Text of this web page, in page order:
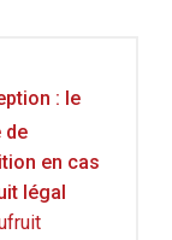
: le
de
en cas
légal